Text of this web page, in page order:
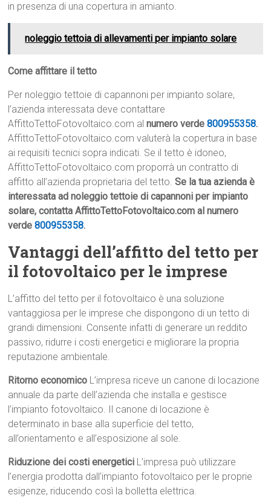
in presenza di una copertura in amianto.
noleggio tettoia di allevamenti per impianto solare
Come affittare il tetto
Per noleggio tettoie di capannoni per impianto solare,
l’azienda interessata deve contattare
AffittoTettoFotovoltaico.com alnumero verde800955358.
AffittoTettoFotovoltaico.com valuterà la copertura in base
ai requisiti tecnici sopra indicati. Se il tetto è idoneo,
AffittoTettoFotovoltaico.com proporrà un contratto di
affitto all’azienda proprietaria del tetto.Se la tua azienda è
interessata ad noleggio tettoie di capannoni per impianto
solare, contatta AffittoTettoFotovoltaico.com al numero
verde800955358.
Vantaggi dell’affitto del tetto per
il fotovoltaico per le imprese
L’affitto del tetto per il fotovoltaico è una soluzione
vantaggiosa per le imprese che dispongono di un tetto di
grandi dimensioni. Consente infatti di generare un reddito
passivo, ridurre i costi energetici e migliorare la propria
reputazione ambientale.
Ritorno economico L’impresa riceve un canone di locazione
annuale da parte dell’azienda che installa e gestisce
l’impianto fotovoltaico. Il canone di locazione è
determinato in base alla superficie del tetto,
all’orientamento e all’esposizione al sole.
Riduzione dei costi energetici L’impresa può utilizzare
l’energia prodotta dall’impianto fotovoltaico per le proprie
esigenze, riducendo così la bolletta elettrica.